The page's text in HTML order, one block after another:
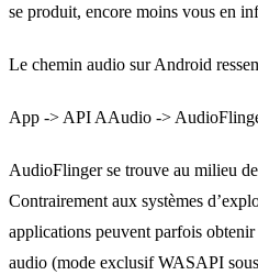
se produit, encore moins vous en
Le chemin audio sur Android
App -> API AAudio ->
AudioFlinger se trouve au milieu
Contrairement aux systèmes
applications peuvent parfois
audio (mode exclusif WASAPI